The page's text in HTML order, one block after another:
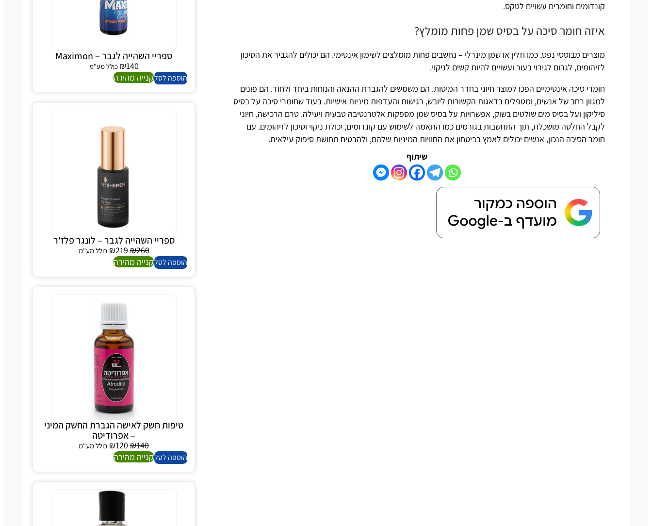
קונדומים וחומרים עשויים לטקס.
איזה חומר סיכה על בסיס שמן פחות מומלץ?
מוצרים מבוססי נפט, כמו וזלין או שמן מינרלי – נחשבים פחות מומלצים לשימון אינטימי. הם יכולים להגביר את הסיכון
לזיהומים, לגרום לגירוי בעור ועשויים להיות קשים לניקוי.
חומרי סיכה אינטימיים הפכו למוצר חיוני בחדר המיטות. הם משמשים להגברת ההנאה והנוחות ביחד ולחוד. הם פונים
למגוון רחב של אנשים, ומטפלים בדאגות הקשורות ליובש, רגישות והעדפות מיניות אישיות. בעוד שחומרי סיכה על בסיס
סיליקון ועל בסיס מים שולטים בשוק, אפשרויות על בסיס שמן מספקות אלטרנטיבה טבעית ויעילה. טרם הרכישה, חיוני
לקבל החלטה מושכלת, תוך התחשבות בגורמים כמו התאמה לשימוש עם קונדומים, יכולת ניקוי וסיכון לזיהומים. עם
חומר הסיכה הנכון, אנשים יכולים לאמץ בביטחון את החוויות המיניות שלהם, ולהבטיח תחושת סיפוק עילאית.
שיתוף
ספריי השהייה לגבר – Maximon
₪140 כולל מע"מ
הוספה לסלקנייה מהירה
ספריי השהייה לגבר – לונגר פלז'ר
₪260
₪219 כולל מע"מ
הוספה לסלקנייה מהירה
טיפות חשק לאישה הגברת החשק המיני
– אפרודיטה
₪140
₪120 כולל מע"מ
הוספה לסלקנייה מהירה